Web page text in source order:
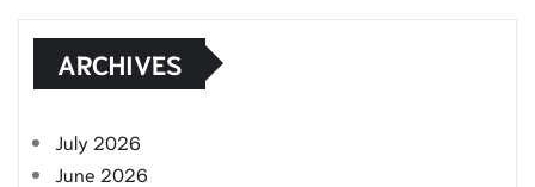
ARCHIVES
July 2026
June 2026